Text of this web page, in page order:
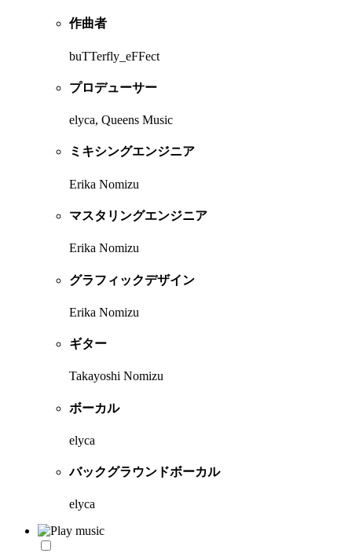
作曲者
buTTerfly_eFFect
プロデューサー
elyca, Queens Music
ミキシングエンジニア
Erika Nomizu
マスタリングエンジニア
Erika Nomizu
グラフィックデザイン
Erika Nomizu
ギター
Takayoshi Nomizu
ボーカル
elyca
バックグラウンドボーカル
elyca